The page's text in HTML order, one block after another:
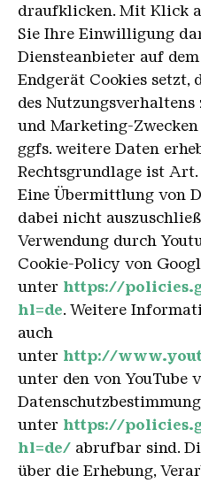
draufklicken. Mit Klick
Sie Ihre Einwilligung
Diensteanbieter auf
Endgerät Cookies setzt,
des
und Marketing-
ggfs. weitere Daten
Rechtsgrundlage ist Art.
Eine Übermittlung von
dabei nicht
Verwendung durch
Cookie-Policy von
unter https://
hl=de. Weitere
auch
unter http://
unter den von YouTube
unter https://
hl=de/ abrufbar sind.
über die Erhebung,